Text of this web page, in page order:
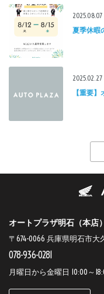
2025.08.07
夏季休暇
2025.02.27
【重要
オートプラザ明石（本店）
〒674-0066 兵庫県明石市大
078-936-0281
月曜日から金曜日 10:00～